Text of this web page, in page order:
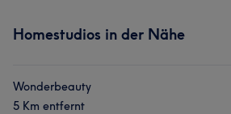
Homestudios in der Nähe
Wonderbeauty
5 Km entfernt